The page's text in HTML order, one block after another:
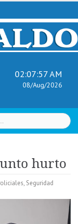
02:07:58 AM
08/Aug/2026
hurto
, Seguridad